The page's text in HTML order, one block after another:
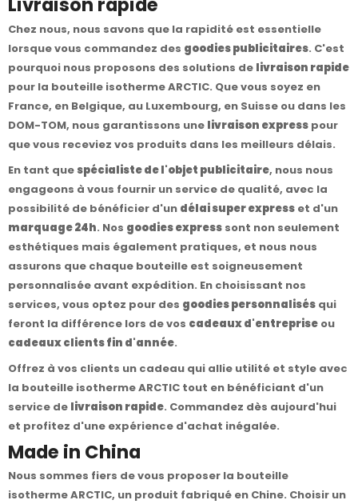
Chez nous, nous savons que la rapidité est essentielle
lorsque vous commandez des goodies publicitaires. C'est
pourquoi nous proposons des solutions de livraison rapide
pour la bouteille isotherme ARCTIC. Que vous soyez en
France, en Belgique, au Luxembourg, en Suisse ou dans les
DOM-TOM, nous garantissons une livraison express pour
que vous receviez vos produits dans les meilleurs délais.
En tant quespécialiste de l'objet publicitaire, nous nous
engageons à vous fournir un service de qualité, avec la
possibilité de bénéficier d'un délai super express et d'un
marquage 24h. Nos goodies express sont non seulement
esthétiques mais également pratiques, et nous nous
assurons que chaque bouteille est soigneusement
personnalisée avant expédition. En choisissant nos
services, vous optez pour des goodies personnalisés qui
feront la différence lors de vos cadeaux d'entreprise ou
cadeaux clients fin d'année.
Offrez à vos clients un cadeau qui allie utilité et style avec
la bouteille isotherme ARCTIC tout en bénéficiant d'un
service de livraison rapide. Commandez dès aujourd'hui
et profitez d'une expérience d'achat inégalée.
Made in China
Nous sommes fiers de vous proposer la bouteille
isotherme ARCTIC, un produit fabriqué en Chine. Choisir un